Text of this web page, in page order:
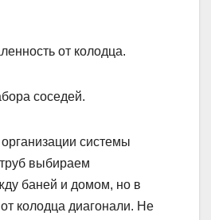
от колодца.
соседей.
системы
выбираем
баней и домом, но в
колодца диагонали. Не